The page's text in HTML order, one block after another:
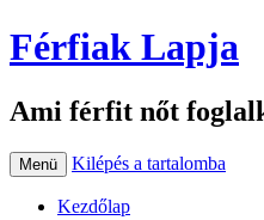
Férfiak Lapja
Ami férfit nőt
Menü Kilépés a tartalomba
Kezdőlap